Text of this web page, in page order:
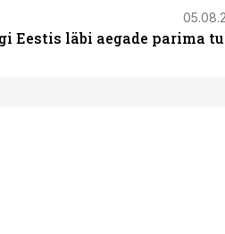
Eestis läbi aegade parima